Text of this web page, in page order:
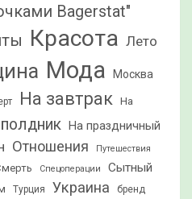
Bagerstat"
Красота Лето
Мода Москва
На завтрак На
На праздничный
Отношения Путешествия
Спецоперации
Сытный
Турция Украина бренд